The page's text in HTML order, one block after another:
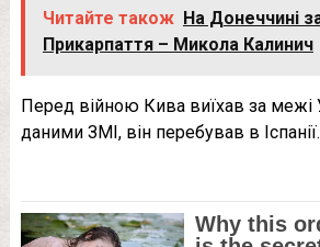
Читайте також На Донеччині
Прикарпаття – Микола Калинич
Перед війною Кива виїхав за межі
даними ЗМІ, він перебував в Іспанії.